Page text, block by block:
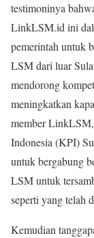
testimoninya
LinkLSM.id ini
pemerintah untuk
LSM dari luar
mendorong
meningkatkan
member
Indonesia (KPI)
untuk bergabung
LSM untuk
seperti yang telah
Kemudian